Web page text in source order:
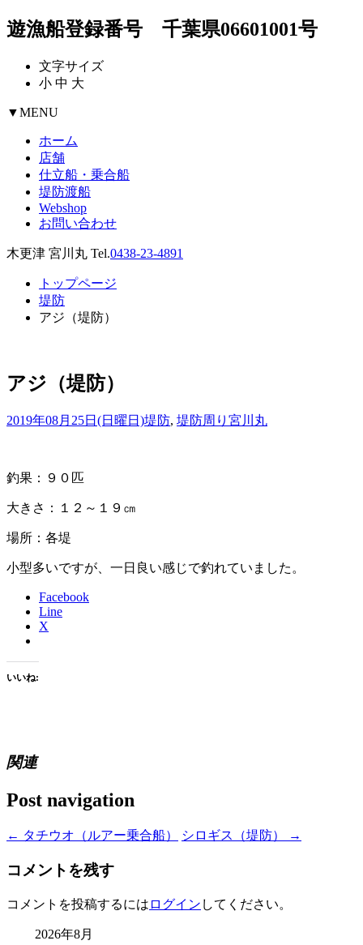
遊漁船登録番号 千葉県06601001号
文字サイズ
小 中 大
▼MENU
ホーム
店舗
仕立船・乗合船
堤防渡船
Webshop
お問い合わせ
木更津 宮川丸 Tel.0438-23-4891
トップページ
堤防
アジ（堤防）
アジ（堤防）
2019年08月25日(日曜日)堤防, 堤防周り 宮川丸
釣果：９０匹
大きさ：１２～１９㎝
場所：各堤
小型多いですが、一日良い感じで釣れていました。
Facebook
Line
X
いいね:
関連
Post navigation
← タチウオ（ルアー乗合船） シロギス（堤防） →
コメントを残す
コメントを投稿するには ログイン してください。
2026年8月